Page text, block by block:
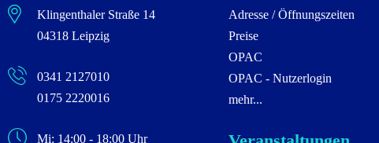
Klingenthaler Straße 14
04318 Leipzig
0341 2127010
0175 2220016
Mi: 14:00 - 18:00 Uhr
Adresse / Öffnungszeiten
Preise
OPAC
OPAC - Nutzerlogin
mehr...